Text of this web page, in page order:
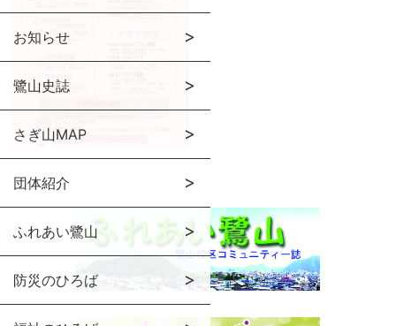
お知らせ
鷺山史誌
さぎ山MAP
団体紹介
ふれあい鷺山
防災のひろば